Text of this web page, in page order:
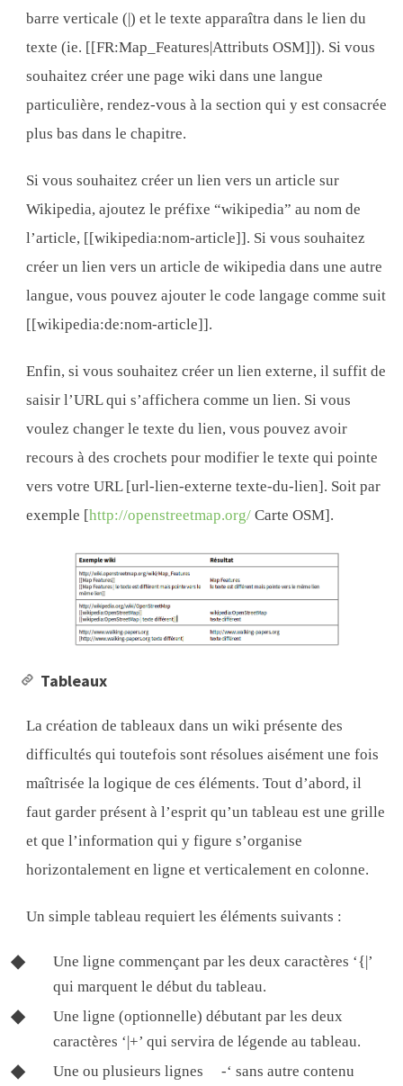
barre verticale (|) et le texte apparaîtra dans le lien du
texte (ie. [[FR:Map_Features|Attributs OSM]]). Si vous
souhaitez créer une page wiki dans une langue
particulière, rendez-vous à la section qui y est consacrée
plus bas dans le chapitre.
Si vous souhaitez créer un lien vers un article sur
Wikipedia, ajoutez le préfixe “wikipedia” au nom de
l’article, [[wikipedia:nom-article]]. Si vous souhaitez
créer un lien vers un article de wikipedia dans une autre
langue, vous pouvez ajouter le code langage comme suit
[[wikipedia:de:nom-article]].
Enfin, si vous souhaitez créer un lien externe, il suffit de
saisir l’URL qui s’affichera comme un lien. Si vous
voulez changer le texte du lien, vous pouvez avoir
recours à des crochets pour modifier le texte qui pointe
vers votre URL [url-lien-externe texte-du-lien]. Soit par
exemple [http://openstreetmap.org/ Carte OSM].
Tableaux
La création de tableaux dans un wiki présente des
difficultés qui toutefois sont résolues aisément une fois
maîtrisée la logique de ces éléments. Tout d’abord, il
faut garder présent à l’esprit qu’un tableau est une grille
et que l’information qui y figure s’organise
horizontalement en ligne et verticalement en colonne.
Un simple tableau requiert les éléments suivants :
Une ligne commençant par les deux caractères ‘{|’
qui marquent le début du tableau.
Une ligne (optionnelle) débutant par les deux
caractères ‘|+’ qui servira de légende au tableau.
Une ou plusieurs lignes
-‘ sans autre contenu